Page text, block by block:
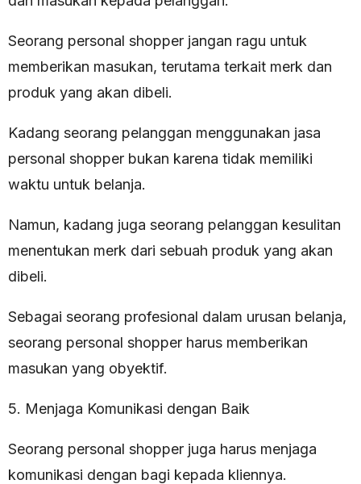
Seorang personal shopper jangan ragu untuk
memberikan masukan, terutama terkait merk dan
produk yang akan dibeli.
Kadang seorang pelanggan menggunakan jasa
personal shopper bukan karena tidak memiliki
waktu untuk belanja.
Namun, kadang juga seorang pelanggan kesulitan
menentukan merk dari sebuah produk yang akan
dibeli.
Sebagai seorang profesional dalam urusan belanja,
seorang personal shopper harus memberikan
masukan yang obyektif.
5. Menjaga Komunikasi dengan Baik
Seorang personal shopper juga harus menjaga
komunikasi dengan bagi kepada kliennya.